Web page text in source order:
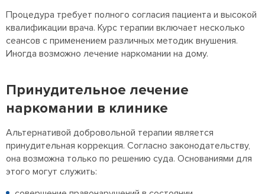
Процедура требует полного согласия пациента и высокой
квалификации врача. Курс терапии включает несколько
сеансов с применением различных методик внушения.
Иногда возможно лечение наркомании на дому.
Принудительное лечение
наркомании в клинике
Альтернативой добровольной терапии является
принудительная коррекция. Согласно законодательству,
она возможна только по решению суда. Основаниями для
этого могут служить: